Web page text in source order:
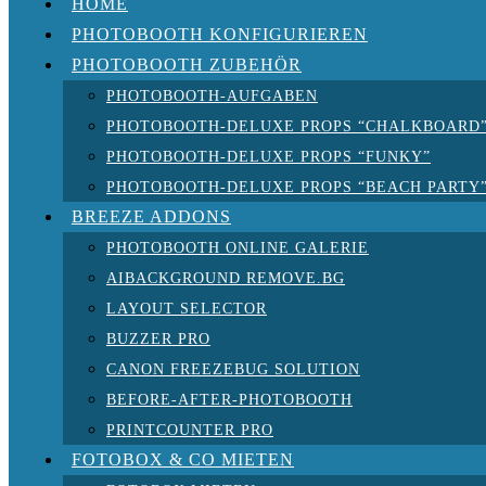
HOME
PHOTOBOOTH KONFIGURIEREN
PHOTOBOOTH ZUBEHÖR
PHOTOBOOTH-AUFGABEN
PHOTOBOOTH-DELUXE PROPS
PHOTOBOOTH-DELUXE PROPS “FUNKY”
PHOTOBOOTH-DELUXE PROPS “BEACH
BREEZE ADDONS
PHOTOBOOTH ONLINE GALERIE
AIBACKGROUND REMOVE.BG
LAYOUT SELECTOR
BUZZER PRO
CANON FREEZEBUG SOLUTION
BEFORE-AFTER-PHOTOBOOTH
PRINTCOUNTER PRO
FOTOBOX & CO MIETEN